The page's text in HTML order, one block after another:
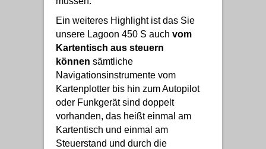
Ein weiteres Highlight ist das Sie
unsere Lagoon 450 S auch vom
Kartentisch aus steuern
können sämtliche
Navigationsinstrumente vom
Kartenplotter bis hin zum Autopilot
oder Funkgerät sind doppelt
vorhanden, das heißt einmal am
Kartentisch und einmal am
Steuerstand und durch die